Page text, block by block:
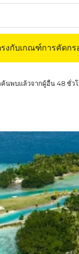
งกับเกณฑ์การคัดก
นพบแล้วจากผู้อื่น 48 ชั่ว